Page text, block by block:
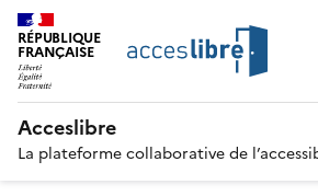
RÉPUBLIQUE
FRANÇAISE
Acceslibre
La plateforme collaborative de